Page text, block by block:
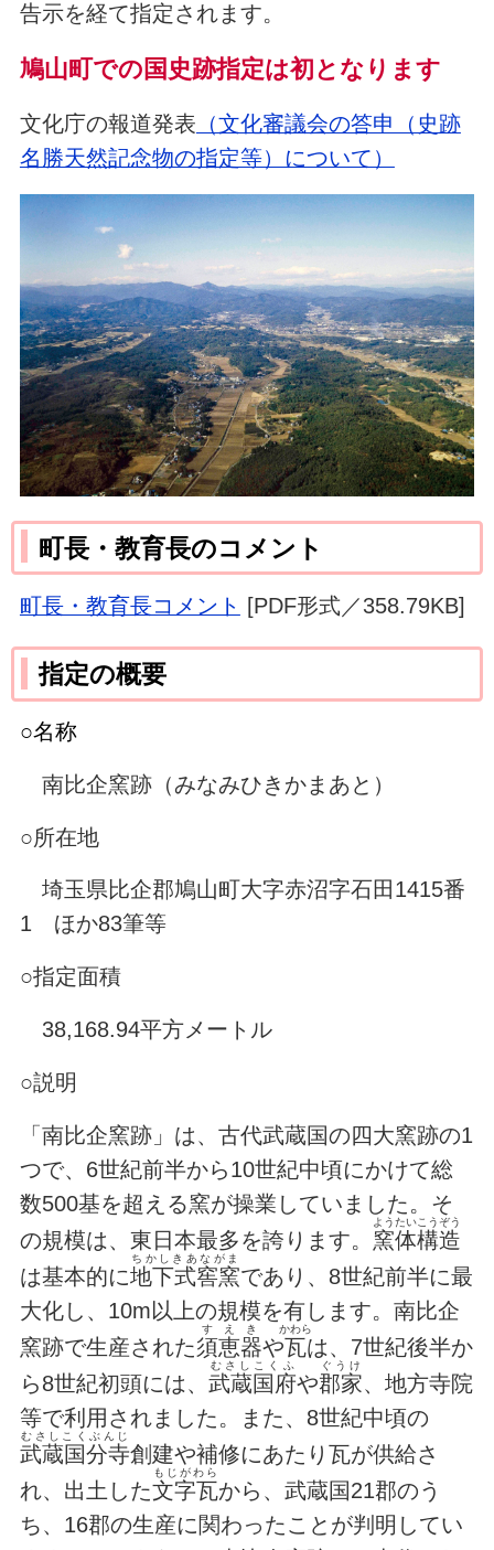
告示を経て指定されます。
鳩山町での国史跡指定は初となります
文化庁の報道発表 （文化審議会の答申（史跡
名勝天然記念物の指定等）について）
町長・教育長のコメント
町長・教育長コメント [PDF形式／358.79KB]
指定の概要
○名称
南比企窯跡（みなみひきかまあと）
○所在地
埼玉県比企郡鳩山町大字赤沼字石田1415番
1 ほか83筆等
○指定面積
38,168.94平方メートル
○説明
「南比企窯跡」は、古代武蔵国の四大窯跡の1
つで、6世紀前半から10世紀中頃にかけて総
数500基を超える窯が操業していました。そ
の規模は、東日本最多を誇ります。 窯体構造
ようたいこうぞう
は基本的に地下式窖窯
ちかしきあながま
であり、8世紀前半に最
大化し、10m以上の規模を有します。南比企
窯跡で生産された須恵器
すえき
や瓦
かわら
は、7世紀後半か
ら8世紀初頭には、 武蔵国府
むさしこくふ
や郡家
ぐうけ
、地方寺院
等で利用されました。また、8世紀中頃の
武蔵国分寺
むさしこくぶんじ
創建や補修にあたり瓦が供給さ
れ、出土した文字瓦
もじがわら
から、武蔵国21郡のう
ち、16郡の生産に関わったことが判明してい